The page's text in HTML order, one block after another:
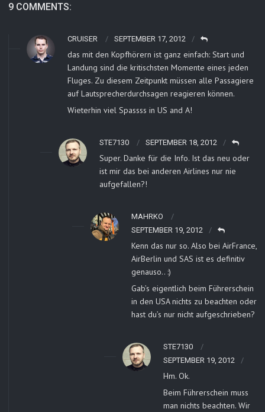
9 COMMENTS:
CRUISER SEPTEMBER 17, 2012
das mit den Kopfhörern ist ganz einfach: Start und
Landung sind die kritischsten Momente eines jeden
Fluges. Zu diesem Zeitpunkt müssen alle Passagiere
auf Lautsprecherdurchsagen reagieren können.
Wieterhin viel Spassss in US and A!
STE7130 SEPTEMBER 18, 2012
Super. Danke für die Info. Ist das neu oder
ist mir das bei anderen Airlines nur nie
aufgefallen?!
MAHRKO
SEPTEMBER 19, 2012
Kenn das nur so. Also bei AirFrance,
AirBerlin und SAS ist es definitiv
genauso.. :)
Gab’s eigentlich beim Führerschein
in den USA nichts zu beachten oder
hast du’s nur nicht aufgeschrieben?
STE7130
SEPTEMBER 19, 2012
Hm. Ok.
Beim Führerschein muss
man nichts beachten. Wir